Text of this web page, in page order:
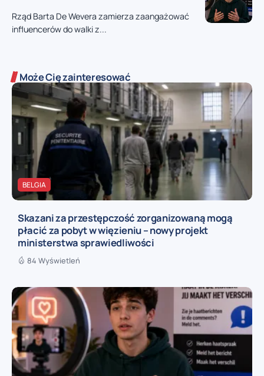
Rząd Barta De Wevera zamierza zaangażować
influencerów do walki z...
Może Cię zainteresować
BELGIA
Skazani za przestępczość zorganizowaną mogą
płacić za pobyt w więzieniu – nowy projekt
ministerstwa sprawiedliwości
84 Wyświetleń